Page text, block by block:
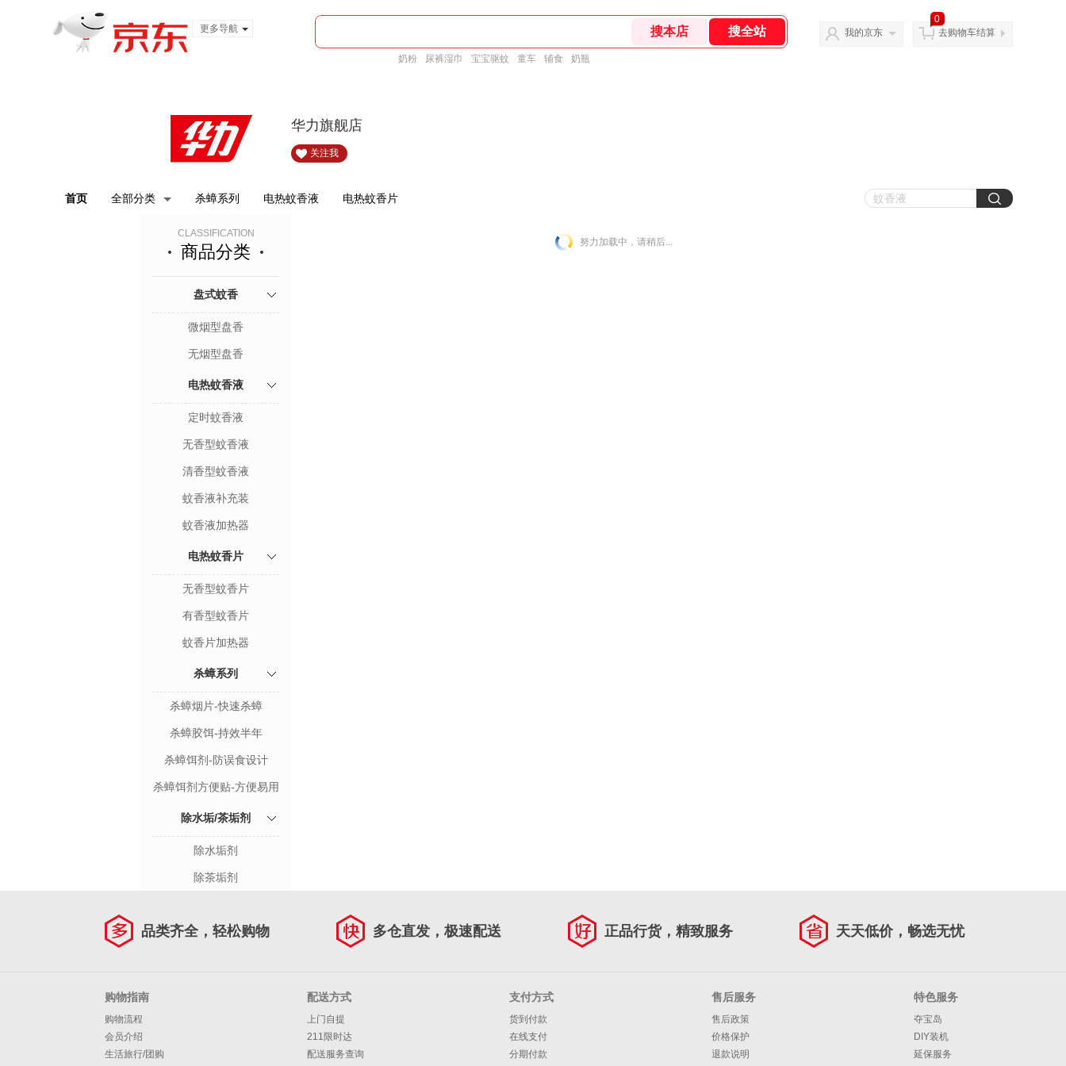
更多导航
奶粉 尿裤湿巾 宝宝驱蚊 童车 辅食 奶瓶
我的京东
0
去购物车结算
华力旗舰店
关注我
首页 全部分类 杀蟑系列 电热蚊香液 电热蚊香片
CLASSIFICATION
商品分类
盘式蚊香
微烟型盘香
无烟型盘香
电热蚊香液
定时蚊香液
无香型蚊香液
清香型蚊香液
蚊香液补充装
蚊香液加热器
电热蚊香片
无香型蚊香片
有香型蚊香片
蚊香片加热器
杀蟑系列
杀蟑烟片-快速杀蟑
杀蟑胶饵-持效半年
杀蟑饵剂-防误食设计
杀蟑饵剂方便贴-方便易用
除水垢/茶垢剂
除水垢剂
除茶垢剂
努力加载中，请稍后...
品类齐全，轻松购物 多仓直发，极速配送 正品行货，精致服务 天天低价，畅选无忧
购物指南
购物流程
会员介绍
生活旅行/团购
配送方式
上门自提
211限时达
配送服务查询
支付方式
货到付款
在线支付
分期付款
售后服务
售后政策
价格保护
退款说明
特色服务
夺宝岛
DIY装机
延保服务